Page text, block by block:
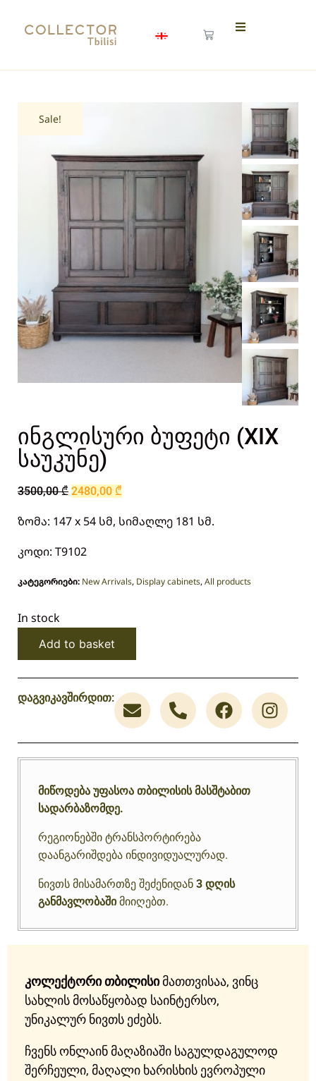
Sale!
ინგლისური ბუფეტი (XIX
საუკუნე)
3500,00₾ 2480,00 ₾
ზომა: 147 x 54 სმ, სიმაღლე 181 სმ.
კოდი: T9102
კატეგორიები: New Arrivals, Display cabinets,All products
In stock
Add to basket
დაგვიკავშირდით:
მიწოდება უფასოა თბილისის მასშტაბით
სადარბაზომდე.
რეგიონებში ტრანსპორტირება
დაანგარიშდება ინდივიდუალურად.
ნივთს მისამართზე შეძენიდან 3 დღის
განმავლობაშიმიიღებთ.
კოლექტორი თბილისიმათთვისაა, ვინც
სახლის მოსაწყობად საინტერსო,
უნიკალურ ნივთს ეძებს.
ჩვენს ონლაინ მაღაზიაში საგულდაგულოდ
შერჩეული, მაღალი ხარისხის ევროპული